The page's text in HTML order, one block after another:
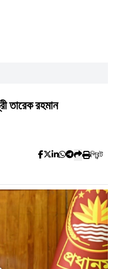
তারেক রহমান
প্রিন্ট